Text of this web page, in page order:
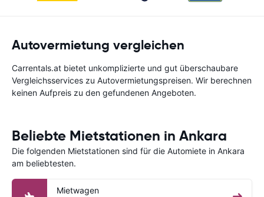
Autovermietung vergleichen
Carrentals.at bietet unkomplizierte und gut überschaubare
Vergleichsservices zu Autovermietungspreisen. Wir berechnen
keinen Aufpreis zu den gefundenen Angeboten.
Beliebte Mietstationen in Ankara
Die folgenden Mietstationen sind für die Automiete in Ankara
am beliebtesten.
Mietwagen